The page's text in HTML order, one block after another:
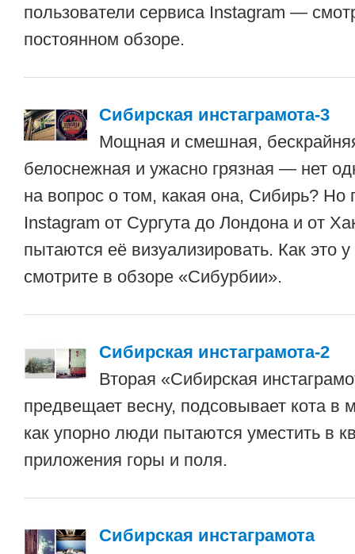
пользователи сервиса Instagram —
постоянном обзоре.
Сибирская инстаграмота-3
Мощная и смешная,
белоснежная и ужасно грязная — нет
на вопрос о том, какая она, Сибирь? Но
Instagram от Сургута до Лондона и от
пытаются её визуализировать. Как это
смотрите в обзоре «Сибурбии».
Сибирская инстаграмота-2
Вторая «Сибирская
предвещает весну, подсовывает кота в
как упорно люди пытаются уместить в
приложения горы и поля.
Сибирская инстаграмота